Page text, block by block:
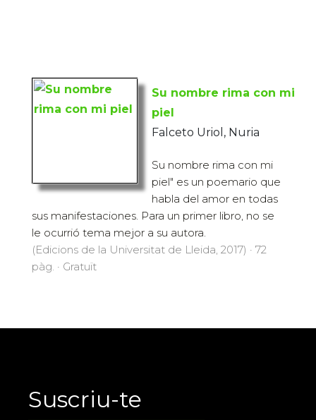
Su nombre rima con mi
piel
Falceto Uriol, Nuria
Su nombre rima con mi
piel" es un poemario que
habla del amor en todas
sus manifestaciones. Para un primer libro, no se
le ocurrió tema mejor a su autora.
(Edicions de la Universitat de Lleida, 2017) · 72
pàg. · Gratuït
Suscriu-te